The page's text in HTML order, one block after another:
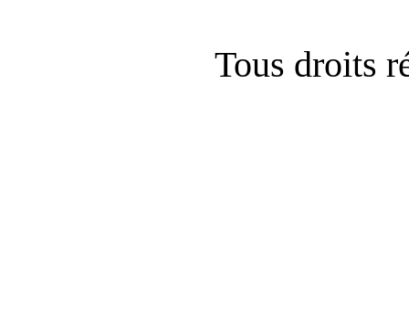
Tous droits